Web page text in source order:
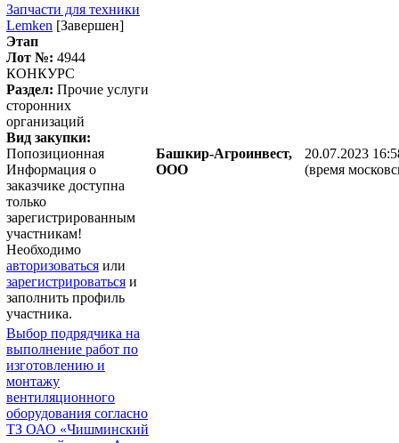
Запчасти для техники
Lemken [Завершен]
Этап
Лот №: 4944
КОНКУРС
Раздел: Прочие услуги
сторонних
организаций
Вид закупки:
Попозиционная
Информация о
заказчике доступна
только
зарегистрированным
участникам!
Необходимо
авторизоваться или
зарегистрироваться и
заполнить профиль
участника.
Башкир-Агроинвест,
ООО
20.07.2023
(время
Выбор подрядчика на
выполнение работ по
изготовлению и
монтажу
вентиляционного
оборудования согласно
ТЗ ОАО «Чишминский